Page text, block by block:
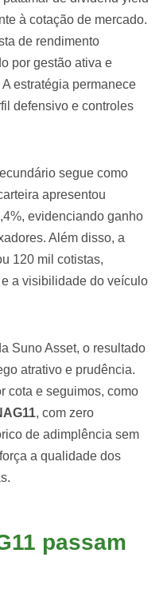
à cotação de mercado.
de rendimento
por gestão ativa e
estratégia permanece
defensivo e controles
segue como
apresentou
evidenciando ganho
Além disso, a
120 mil cotistas,
a visibilidade do veículo
Suno Asset, o resultado
atrativo e prudência.
cota e seguimos, como
, com zero
de adimplência sem
a qualidade dos
passam